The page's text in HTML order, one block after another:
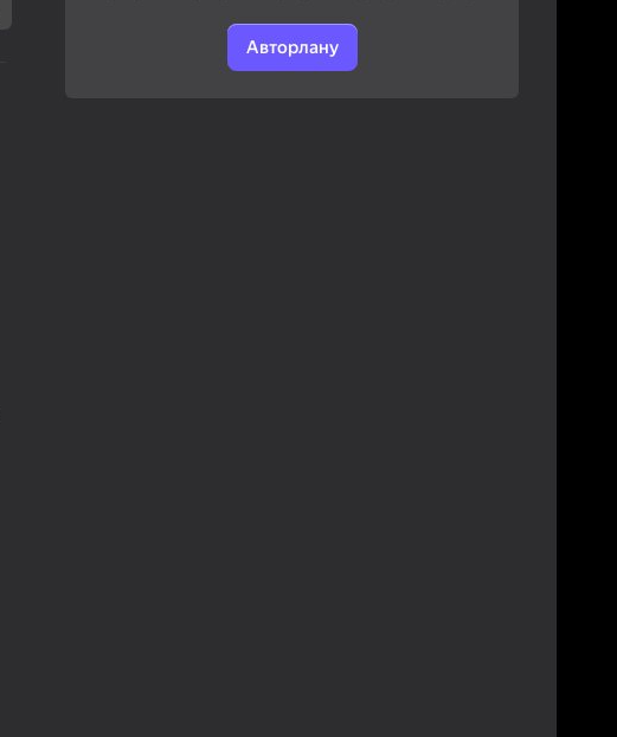
Авторлану